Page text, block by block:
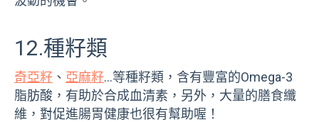
12.種籽類
奇亞籽 、 亞麻籽…等種籽類，含有豐富的Omega-3
脂肪酸，有助於合成血清素，另外，大量的膳食纖
維，對促進腸胃健康也很有幫助喔！